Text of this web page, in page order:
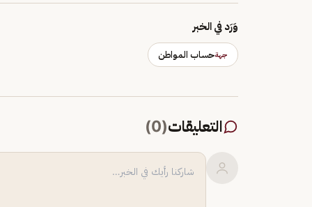
وَرَد في الخبر
جهةحساب المواطن
التعليقات(
0
)